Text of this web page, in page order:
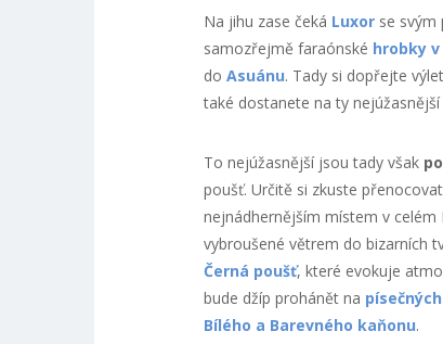
Na jihu zase čeká Luxorse svým
samozřejmě faraónské hrobky
do Asuánu. Tady si dopřejte
také dostanete na ty
To nejúžasnější jsou tady však
poušť. Určitě si zkuste
nejnádhernějším místem v celém
vybroušené větrem do bizarních
Černá poušť, které evokuje
bude džíp prohánět na
Bílého a Barevného kaňonu.